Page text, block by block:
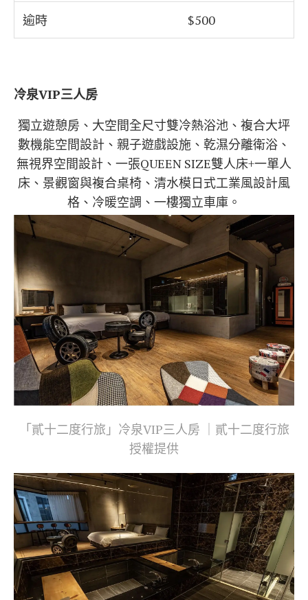
逾時 $500
冷泉VIP三人房
獨立遊憩房、大空間全尺寸雙冷熱浴池、複合大坪
數機能空間設計、親子遊戲設施、乾濕分離衛浴、
無視界空間設計、一張QUEEN SIZE雙人床+一單人
床、景觀窗與複合桌椅、清水模日式工業風設計風
格、冷暖空調、一樓獨立車庫。
「貳十二度行旅」冷泉VIP三人房 ｜貳十二度行旅
授權提供